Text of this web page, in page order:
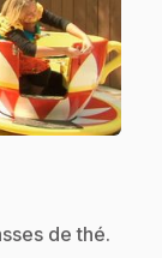
de thé.